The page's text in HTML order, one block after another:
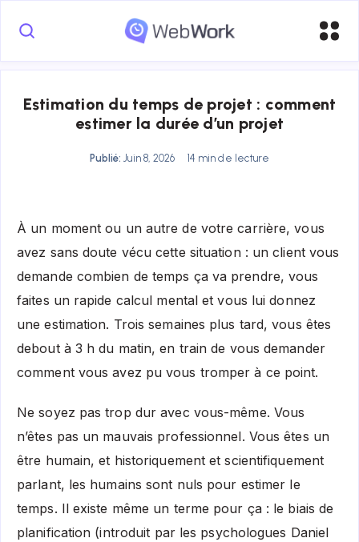
Estimation du temps de projet : comment
estimer la durée d’un projet
Publié: Juin 8, 2026 14 min de lecture
À un moment ou un autre de votre carrière, vous
avez sans doute vécu cette situation : un client vous
demande combien de temps ça va prendre, vous
faites un rapide calcul mental et vous lui donnez
une estimation. Trois semaines plus tard, vous êtes
debout à 3 h du matin, en train de vous demander
comment vous avez pu vous tromper à ce point.
Ne soyez pas trop dur avec vous-même. Vous
n’êtes pas un mauvais professionnel. Vous êtes un
être humain, et historiquement et scientifiquement
parlant, les humains sont nuls pour estimer le
temps. Il existe même un terme pour ça : le biais de
planification (introduit par les psychologues Daniel